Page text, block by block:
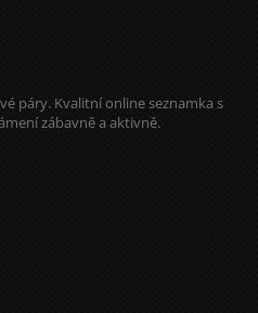
páry. Kvalitní online seznamka s
zábavně a aktivně.